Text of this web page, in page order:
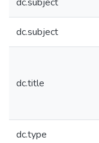
dc.subject
dc.title
dc.type